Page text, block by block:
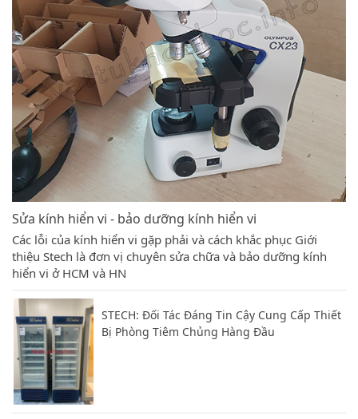
Sửa kính hiển vi - bảo dưỡng kính hiển vi
Các lỗi của kính hiển vi gặp phải và cách khắc phục Giới
thiệu Stech là đơn vị chuyên sửa chữa và bảo dưỡng kính
hiển vi ở HCM và HN
STECH: Đối Tác Đáng Tin Cậy Cung Cấp Thiết
Bị Phòng Tiêm Chủng Hàng Đầu